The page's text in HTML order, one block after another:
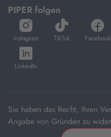
PIPER folgen
Instagram
öffnet
in
neuem
Tab
TikTok
öffnet
in
Facebook
öffnet
in
LinkedIn
öffnet
in
Sie haben das Recht, Ihren
Angabe von Gründen zu